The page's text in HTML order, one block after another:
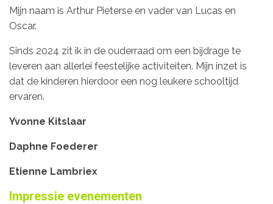
Mijn naam is Arthur Pieterse en vader van Lucas en
Oscar.
Sinds 2024 zit ik in de ouderraad om een bijdrage te
leveren aan allerlei feestelijke activiteiten. Mijn inzet is
dat de kinderen hierdoor een nog leukere schooltijd
ervaren.
Yvonne Kitslaar
Daphne Foederer
Etienne Lambriex
Impressie evenementen